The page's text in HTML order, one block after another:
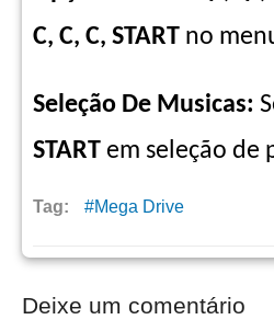
C, C, C, START no
Seleção De Musicas:
START em seleção de
Tag: Mega Drive
Deixe um comentário